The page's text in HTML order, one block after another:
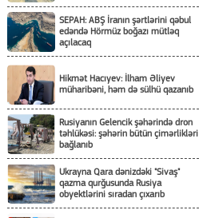
SEPAH: ABŞ İranın şərtlərini qəbul
edəndə Hörmüz boğazı mütləq
açılacaq
Hikmət Hacıyev: İlham Əliyev
müharibəni, həm də sülhü qazanıb
Rusiyanın Gelencik şəhərində dron
təhlükəsi: şəhərin bütün çimərlikləri
bağlanıb
Ukrayna Qara dənizdəki "Sivaş"
qazma qurğusunda Rusiya
obyektlərini sıradan çıxarıb